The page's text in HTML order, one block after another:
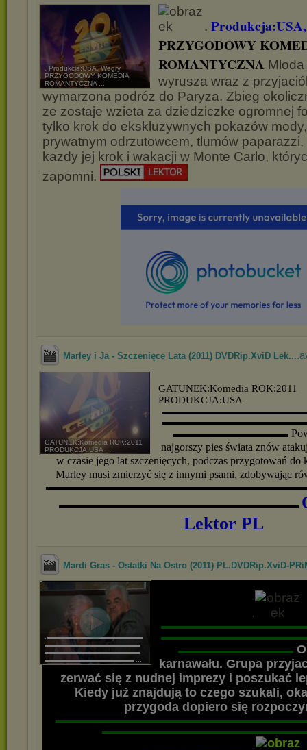
. Produkcja:USA, Wegry
PRZYGODOWY KOMEDIA
ROMANTYCZNA ...
.
PRZYGODOWY
ROMANTYCZNA
wyrusza wraz z
wymarzona podróz do Paryza. Zbieg
ze zostaje wzieta za dziedziczke ogromnej
tylko krok do ekskluzywnych pokazów
prywatnym odrzutowcem, tlumów
kazdy jej krok i wakacji w Monte Carlo,
zapomni.
Marley i Ja - Szczenięce Lata (2011) DVDRip.XviD Lek...
GATUNEK:Komedia ROK:2011
PRODUKCJA:USA ...
GATUNEK:Komedia ROK:2011
PRODUKCJA:USA
▬▬▬▬▬▬▬▬▬▬▬▬
najgorszy pies świata znów
w czasie jego lat szczenięcych, podczas przygotowań
Marley musi zmierzyć się z innymi psami, zdobywając
▬▬▬▬▬▬▬▬▬▬▬▬▬▬▬▬▬▬▬▬▬▬▬▬▬
Lektor PL
Mardi Gras - Ostatki Na Ostro (2011) PL.DVDRip.XviD-
.▬▬▬▬▬▬▬▬▬▬▬▬▬▬
▬▬▬▬▬▬▬▬▬▬▬▬▬▬
▬▬▬▬▬▬▬▬▬▬▬▬▬▬
▬▬▬▬▬▬▬▬▬▬▬▬▬ ...
.
▬▬▬▬▬▬▬▬▬▬▬▬
karnawału. Grupa
zerwać się z nudnej imprezy i poszukać
Kiedy już znajdują to czego szukali,
przygoda dopiero się